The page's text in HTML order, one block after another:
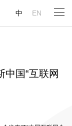
中 EN
中国“互联网